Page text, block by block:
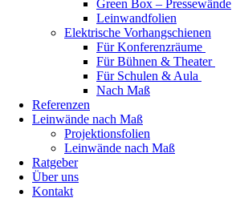
Green Box – Pressewände
Leinwandfolien
Elektrische Vorhangschienen
Für Konferenzräume
Für Bühnen & Theater
Für Schulen & Aula
Nach Maß
Referenzen
Leinwände nach Maß
Projektionsfolien
Leinwände nach Maß
Ratgeber
Über uns
Kontakt